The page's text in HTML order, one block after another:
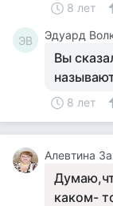
8 лет
ЭВ Эдуард
Вы
8 лет
Алевтина
каком-